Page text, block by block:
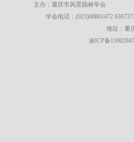
主办：重庆市风景园林学会
学会电话：(023)68801472
地址：重
渝ICP备